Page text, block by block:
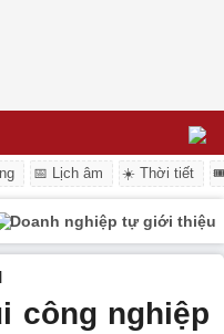
📅 Lịch âm ☀️ Thời tiết
Doanh nghiệp tự giới thiệu
công nghiệp